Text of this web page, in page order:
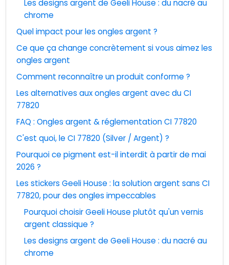
Les designs argent de Geeli House : du nacré au
chrome
Quel impact pour les ongles argent ?
Ce que ça change concrètement si vous aimez les
ongles argent
Comment reconnaître un produit conforme ?
Les alternatives aux ongles argent avec du CI
77820
FAQ : Ongles argent & réglementation CI 77820
C'est quoi, le CI 77820 (Silver / Argent) ?
Pourquoi ce pigment est-il interdit à partir de mai
2026 ?
Les stickers Geeli House : la solution argent sans CI
77820, pour des ongles impeccables
Pourquoi choisir Geeli House plutôt qu'un vernis
argent classique ?
Les designs argent de Geeli House : du nacré au
chrome